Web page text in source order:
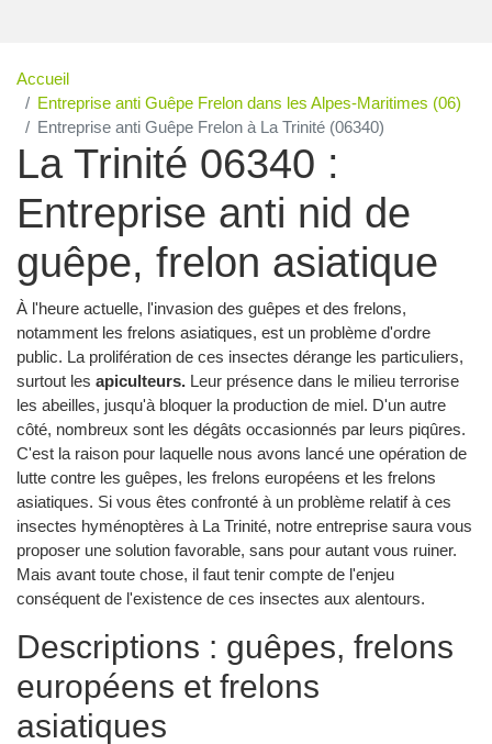
Accueil
Entreprise anti Guêpe Frelon dans les Alpes-Maritimes (06)
Entreprise anti Guêpe Frelon à La Trinité (06340)
La Trinité 06340 :
Entreprise anti nid de
guêpe, frelon asiatique
À l'heure actuelle, l'invasion des guêpes et des frelons,
notamment les frelons asiatiques, est un problème d'ordre
public. La prolifération de ces insectes dérange les particuliers,
surtout les apiculteurs. Leur présence dans le milieu terrorise
les abeilles, jusqu'à bloquer la production de miel. D'un autre
côté, nombreux sont les dégâts occasionnés par leurs piqûres.
C'est la raison pour laquelle nous avons lancé une opération de
lutte contre les guêpes, les frelons européens et les frelons
asiatiques. Si vous êtes confronté à un problème relatif à ces
insectes hyménoptères à La Trinité, notre entreprise saura vous
proposer une solution favorable, sans pour autant vous ruiner.
Mais avant toute chose, il faut tenir compte de l'enjeu
conséquent de l'existence de ces insectes aux alentours.
Descriptions : guêpes, frelons
européens et frelons
asiatiques